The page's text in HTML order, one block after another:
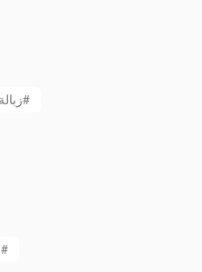
زبالة_البلد#
من_اجل_لبنان_جديد#